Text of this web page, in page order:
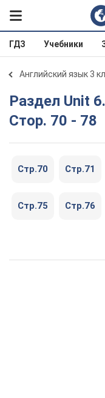
ГДЗ Учебники
Английский язык 3
Раздел Unit 6. Hello, Spring! №
Стор. 70 - 78
Стр.70 Стр.71
Стр.75 Стр.76